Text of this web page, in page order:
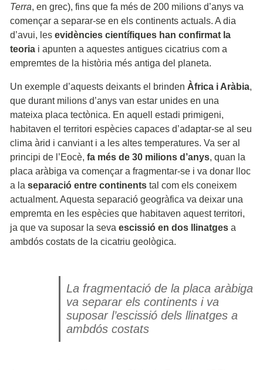
Terra, en grec), fins que fa més de 200 milions d’anys va
començar a separar-se en els continents actuals. A dia
d’avui, les evidències científiques han confirmat la
teoria i apunten a aquestes antigues cicatrius com a
empremtes de la història més antiga del planeta.
Un exemple d’aquests deixants el brinden Àfrica i Aràbia,
que durant milions d’anys van estar unides en una
mateixa placa tectònica. En aquell estadi primigeni,
habitaven el territori espècies capaces d’adaptar-se al seu
clima àrid i canviant i a les altes temperatures. Va ser al
principi de l’Eocè, fa més de 30 milions d’anys, quan la
placa aràbiga va començar a fragmentar-se i va donar lloc
a la separació entre continents tal com els coneixem
actualment. Aquesta separació geogràfica va deixar una
empremta en les espècies que habitaven aquest territori,
ja que va suposar la seva escissió en dos llinatges a
ambdós costats de la cicatriu geològica.
La fragmentació de la placa aràbiga
va separar els continents i va
suposar l’escissió dels llinatges a
ambdós costats